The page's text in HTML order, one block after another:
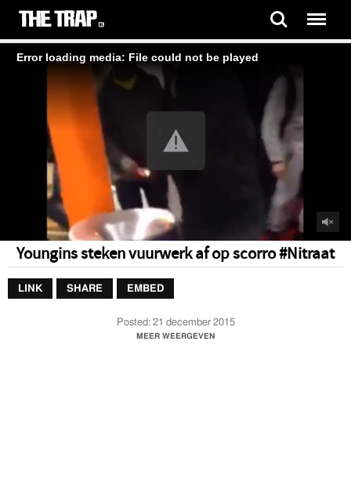
Error loading media: File could not be played
Youngins steken vuurwerk af op scorro #Nitraat
LINK SHARE EMBED
Posted:21 december 2015
Youngins steken vuurwerk af op scorro #Nitraat
MEER WEERGEVEN